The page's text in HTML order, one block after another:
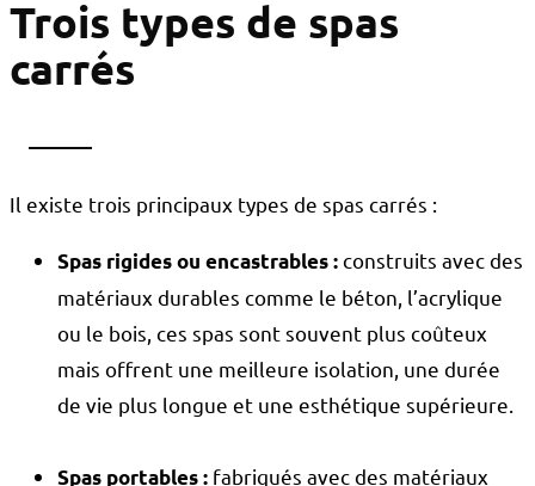
Trois types de spas
carrés
Il existe trois principaux types de spas carrés :
Spas rigides ou encastrables :construits avec des
matériaux durables comme le béton, l’acrylique
ou le bois, ces spas sont souvent plus coûteux
mais offrent une meilleure isolation, une durée
de vie plus longue et une esthétique supérieure.
Spas portables : fabriqués avec des matériaux